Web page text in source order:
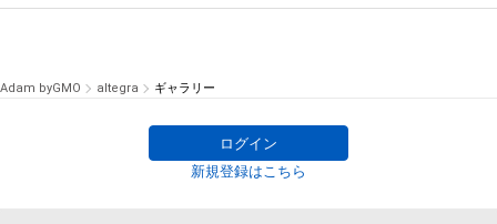
Adam byGMO altegra ギャラリー
ログイン
新規登録はこちら